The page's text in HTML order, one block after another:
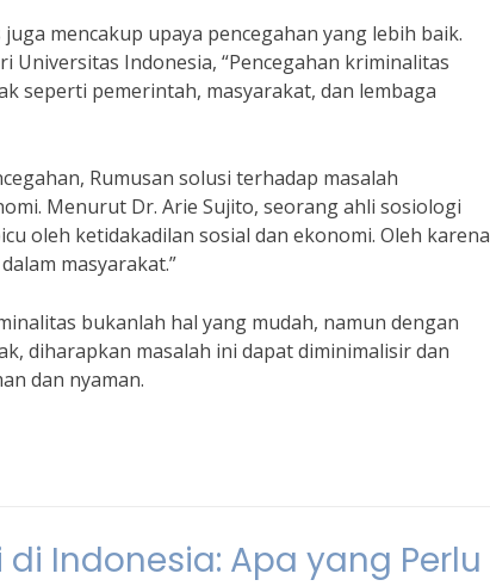
mencakup upaya pencegahan yang lebih baik.
Indonesia, “Pencegahan kriminalitas
seperti pemerintah, masyarakat, dan lembaga
Rumusan solusi terhadap masalah
Menurut Dr. Arie Sujito, seorang ahli sosiologi
oleh ketidakadilan sosial dan ekonomi. Oleh karena
masyarakat.”
bukanlah hal yang mudah, namun dengan
diharapkan masalah ini dapat diminimalisir dan
dan nyaman.
Indonesia: Apa yang Perlu